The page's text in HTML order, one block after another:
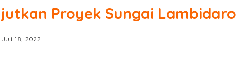
Proyek Sungai Lambidaro
Juli 18, 2022